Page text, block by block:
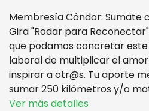
Membresía Cóndor: Sumate
Gira "Rodar para
que podamos concretar
laboral de multiplicar el
inspirar a otr@s. Tu aporte
sumar 250 kilómetros y/o
Ver más detalles